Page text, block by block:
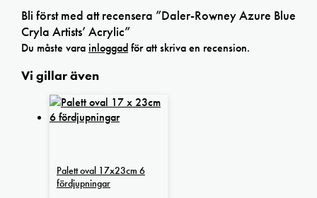
Bli först med att recensera ”Daler-Rowney Azure Blue
Cryla Artists’ Acrylic”
Du måste varainloggadför att skriva en recension.
Vi gillar även
Palett oval 17x23cm 6
fördjupningar